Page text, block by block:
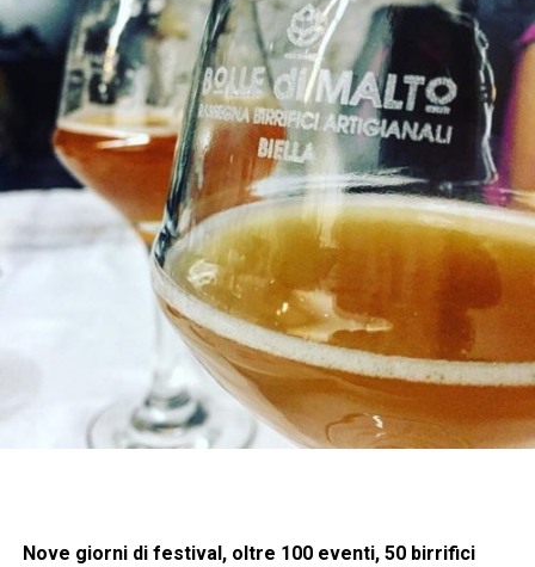
Nove giorni di festival, oltre 100 eventi, 50 birrifici